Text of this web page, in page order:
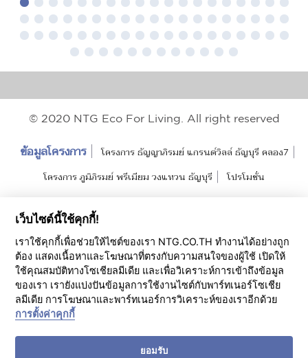
© 2020 NTG Eco For Living. All right reserved
ข้อมูลโครงการ โครงการ ธัญญาภิรมย์ แกรนด์วิลล์ ธัญบุรี คลอง7
โครงการ ภูมิภิรมย์ พรีเมียม วงแหวน ธัญบุรี โปรโมชั่น
แนวคิดการออกแบบ
บ้านพร้อมขาย ธัญญาภิรมย์ แกรนด์วิลล์ ธัญบุรี คลอง7
บ้านพร้อมขาย ภูมิภิรมย์ พรีเมียม วงแหวน ธัญบุรี
ลูกค้าสัมพันธ์ ครอบครัว NTG Home Snapshot
เว็บไซต์นี้ใช้คุกกี้!
เราใช้คุกกี้เพื่อช่วยให้ไซต์ของเรา NTG.CO.TH ทำงานได้อย่างถูก
ต้อง แสดงเนื้อหาและโฆษณาที่ตรงกับความสนใจของผู้ใช้ เปิดให้
ใช้คุณสมบัติทางโซเชียลมีเดีย และเพื่อวิเคราะห์การเข้าถึงข้อมูล
ของเรา เรายังแบ่งปันข้อมูลการใช้งานไซต์กับพาร์ทเนอร์โซเชีย
ลมีเดีย การโฆษณาและพาร์ทเนอร์การวิเคราะห์ของเราอีกด้วย
การตั้งค่าคุกกี้
ยอมรับ